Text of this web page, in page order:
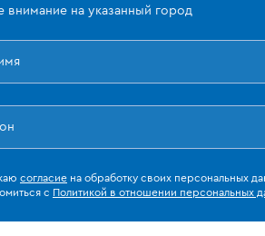
внимание на указанный город
согласие на обработку своих персональных
с Политикой в отношении персональных